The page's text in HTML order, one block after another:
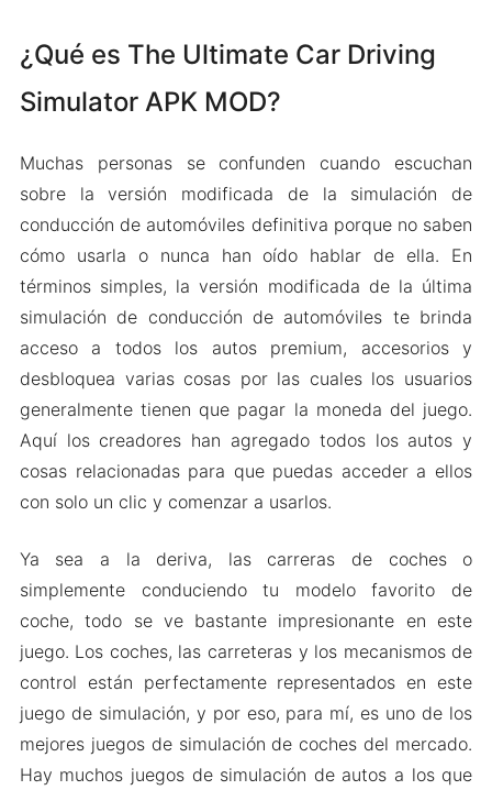
¿Qué es The Ultimate Car Driving
Simulator APK MOD?
Muchas personas se confunden cuando escuchan
sobre la versión modificada de la simulación de
conducción de automóviles definitiva porque no saben
cómo usarla o nunca han oído hablar de ella. En
términos simples, la versión modificada de la última
simulación de conducción de automóviles te brinda
acceso a todos los autos premium, accesorios y
desbloquea varias cosas por las cuales los usuarios
generalmente tienen que pagar la moneda del juego.
Aquí los creadores han agregado todos los autos y
cosas relacionadas para que puedas acceder a ellos
con solo un clic y comenzar a usarlos.
Ya sea a la deriva, las carreras de coches o
simplemente conduciendo tu modelo favorito de
coche, todo se ve bastante impresionante en este
juego. Los coches, las carreteras y los mecanismos de
control están perfectamente representados en este
juego de simulación, y por eso, para mí, es uno de los
mejores juegos de simulación de coches del mercado.
Hay muchos juegos de simulación de autos a los que